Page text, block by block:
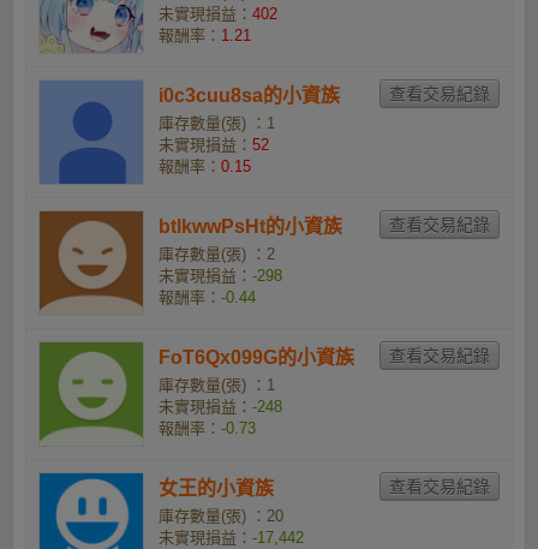
未實現損益： 402
報酬率： 1.21
i0c3cuu8sa的小資族
庫存數量(張) ：1
未實現損益： 52
報酬率： 0.15
btlkwwPsHt的小資族
庫存數量(張) ：2
未實現損益： -298
報酬率： -0.44
FoT6Qx099G的小資族
庫存數量(張) ：1
未實現損益： -248
報酬率： -0.73
女王的小資族
庫存數量(張) ：20
未實現損益： -17,442